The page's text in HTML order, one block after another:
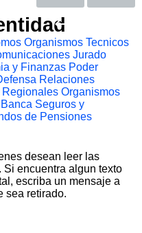
Organismos Tecnicos
Jurado
y Finanzas Poder
Relaciones
Organismos
Seguros y
de Pensiones
desean leer las
encuentra algun texto
escriba un mensaje a
sea retirado.